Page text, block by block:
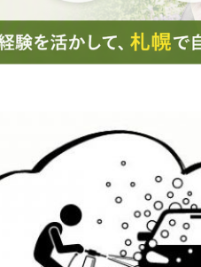
シニア世代
た！！